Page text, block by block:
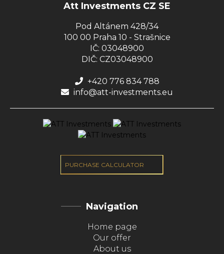
Att Investments CZ SE
Pod Altánem 428/34
100 00 Praha 10 - Strašnice
IČ: 03048900
DIČ: CZ03048900
+420 776 834 788
info@att-investments.eu
PURCHASE CALCULATOR
Navigation
Home page
Our offer
About us